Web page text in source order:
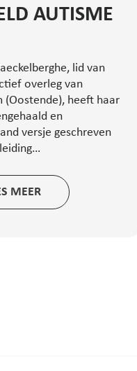
AUTISME
lid van
overleg van
(Oostende), heeft haar
en
versje geschreven
MEER